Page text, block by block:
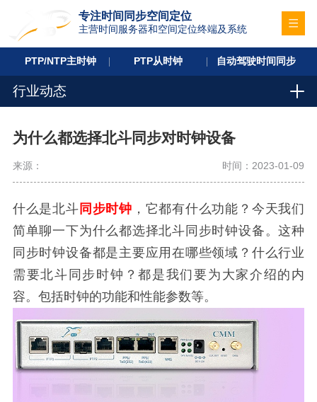
专注时间同步空间定位
主营时间服务器和空间定位终端及系统
PTP/NTP主时钟 PTP从时钟 自动驾驶时间同步
行业动态
为什么都选择北斗同步对时钟设备
来源： 时间：2023-01-09
什么是北斗 同步时钟 ，它都有什么功能？今天我们
简单聊一下为什么都选择北斗同步时钟设备。这种
同步时钟设备都是主要应用在哪些领域？什么行业
需要北斗同步时钟？都是我们要为大家介绍的内
容。包括时钟的功能和性能参数等。